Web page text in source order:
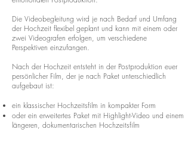
Die Videobegleitung wird je nach Bedarf und Umfang
der Hochzeit flexibel geplant und kann mit einem oder
zwei Videografen erfolgen, um verschiedene
Perspektiven einzufangen.
Nach der Hochzeit entsteht in der Postproduktion euer
persönlicher Film, der je nach Paket unterschiedlich
aufgebaut ist:
ein klassischer Hochzeitsfilm in kompakter Form
oder ein erweitertes Paket mit Highlight-Video und einem
längeren, dokumentarischen Hochzeitsfilm